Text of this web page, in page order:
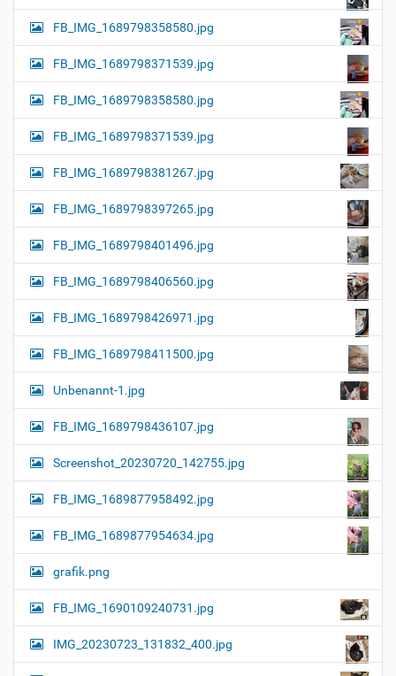
FB_IMG_1689798358580.jpg
FB_IMG_1689798371539.jpg
FB_IMG_1689798358580.jpg
FB_IMG_1689798371539.jpg
FB_IMG_1689798381267.jpg
FB_IMG_1689798397265.jpg
FB_IMG_1689798401496.jpg
FB_IMG_1689798406560.jpg
FB_IMG_1689798426971.jpg
FB_IMG_1689798411500.jpg
Unbenannt-1.jpg
FB_IMG_1689798436107.jpg
Screenshot_20230720_142755.jpg
FB_IMG_1689877958492.jpg
FB_IMG_1689877954634.jpg
grafik.png
FB_IMG_1690109240731.jpg
IMG_20230723_131832_400.jpg